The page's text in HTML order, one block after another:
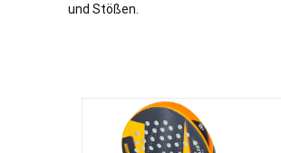
und Stößen.